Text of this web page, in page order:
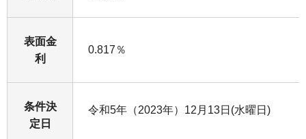
表面金
利
0.817％
条件決
定日
令和5年（2023年）12月13日(水曜日)